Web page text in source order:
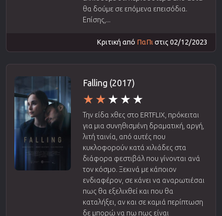
θα δούμε σε επόμενα επεισόδια.
Επίσης,...
Κριτική από ΠαΠι στις 02/12/2023
Falling (2017)
Την είδα χθες στο ERTFLIX, πρόκειται
για μια συνηθισμένη δραματική, αργή,
λιτή ταινία, από αυτές που
κυκλοφορούν κατά χιλιάδες στα
διάφορα φεστιβάλ που γίνονται ανά
τον κόσμο. Ξεκινά με κάποιον
ενδιαφέρον, σε κάνει να αναρωτιέσαι
πως θα εξελιχθεί και που θα
καταλήξει, αν και σε καμιά περίπτωση
δε μπορώ να πω πως είναι